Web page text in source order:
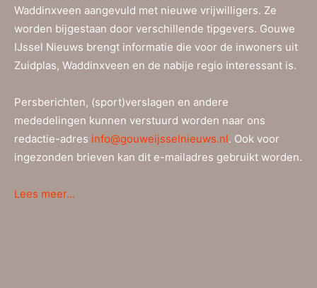
Waddinxveen aangevuld met nieuwe vrijwilligers. Ze
worden bijgestaan door verschillende tipgevers. Gouwe
IJssel Nieuws brengt informatie die voor de inwoners uit
Zuidplas, Waddinxveen en de nabije regio interessant is.
Persberichten, (sport)verslagen en andere
mededelingen kunnen verstuurd worden naar ons
redactie-adres info@gouweijsselnieuws.nl. Ook voor
ingezonden brieven kan dit e-mailadres gebruikt worden.
Lees meer…